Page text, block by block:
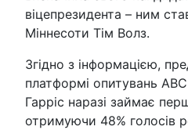
віцепрезидента – ним
Міннесоти Тім Волз.
Згідно з інформацією,
платформі опитувань
Гарріс наразі займає
отримуючи 48% голосів